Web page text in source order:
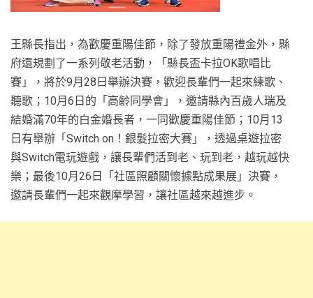
王縣長指出，為歡慶重陽佳節，除了發放重陽禮金外，縣
府還規劃了一系列敬老活動，「縣長盃卡拉OK歌唱比
賽」，將於9月28日舉辦決賽，歡迎長輩們一起來練歌、
聽歌；10月6日的「高齡同學會」，邀請縣內百歲人瑞及
結婚滿70年的白金婚長者，一同歡慶重陽佳節；10月13
日有舉辦「Switch on！銀髮拉密大賽」，透過桌遊拉密
與Switch電玩遊戲，讓長輩們活到老、玩到老，越玩越快
樂；最後10月26日「社區照顧關懷據點成果展」決賽，
邀請長輩們一起來觀摩學習，讓社區越來越進步。